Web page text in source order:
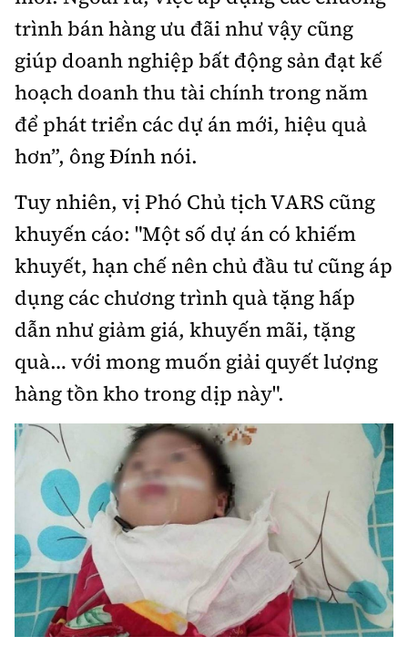
trình bán hàng ưu đãi như vậy cũng
giúp doanh nghiệp bất động sản đạt kế
hoạch doanh thu tài chính trong năm
để phát triển các dự án mới, hiệu quả
hơn”, ông Đính nói.
Tuy nhiên, vị Phó Chủ tịch VARS cũng
khuyến cáo: "Một số dự án có khiếm
khuyết, hạn chế nên chủ đầu tư cũng áp
dụng các chương trình quà tặng hấp
dẫn như giảm giá, khuyến mãi, tặng
quà… với mong muốn giải quyết lượng
hàng tồn kho trong dịp này".